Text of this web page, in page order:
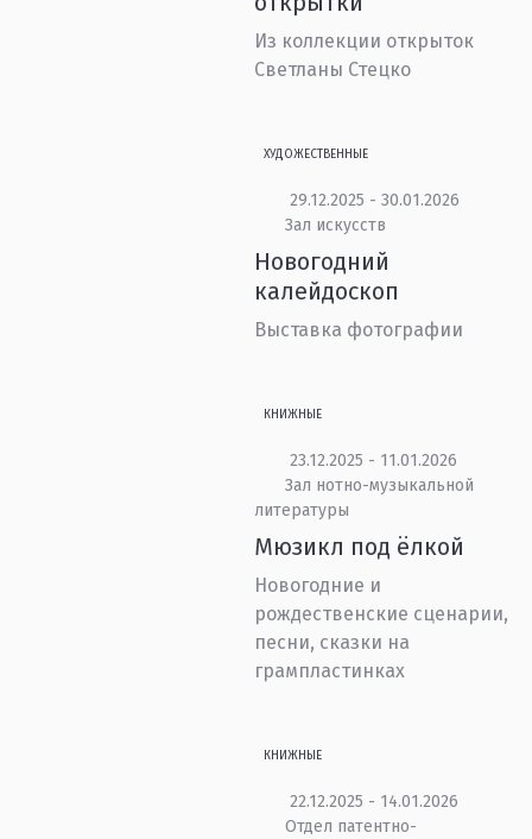
Из коллекции открыток
Светланы Стецко
ХУДОЖЕСТВЕННЫЕ
29.12.2025 - 30.01.2026
Зал искусств
Новогодний
калейдоскоп
Выставка фотографии
КНИЖНЫЕ
23.12.2025 - 11.01.2026
Зал нотно-музыкальной
литературы
Мюзикл под ёлкой
Новогодние и
рождественские сценарии,
песни, сказки на
грампластинках
КНИЖНЫЕ
22.12.2025 - 14.01.2026
Отдел патентно-